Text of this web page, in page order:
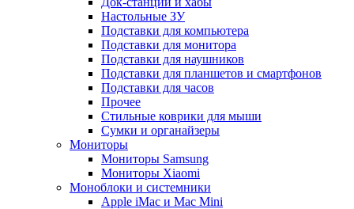
Настольные ЗУ
Подставки для компьютера
Подставки для монитора
Подставки для наушников
Подставки для планшетов и смартфонов
Подставки для часов
Прочее
Стильные коврики для мыши
Сумки и органайзеры
Мониторы
Мониторы Samsung
Мониторы Xiaomi
Моноблоки и системники
Apple iMac и Mac Mini